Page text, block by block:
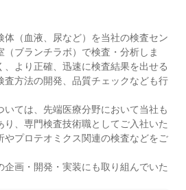
体（血液、尿など）を当社の検査セン
（ブランチラボ）で検査・分析しま
より正確、迅速に検査結果を出せる
査方法の開発、品質チェックなども行
ては、先端医療分野において当社も
、専門検査技術職としてご入社いた
やプロテオミクス関連の検査などをご
画・開発・実装にも取り組んでいた